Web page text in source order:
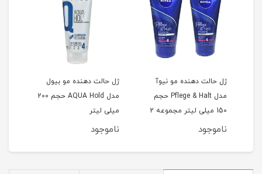
ژل حالت دهنده مو نیوآ
مدل Pflege & Halt حجم
150 میلی لیتر مجموعه 2
عددی
ناموجود
ژل حالت دهنده مو بیول
مدل AQUA Hold حجم 200
میلی لیتر
ناموجود